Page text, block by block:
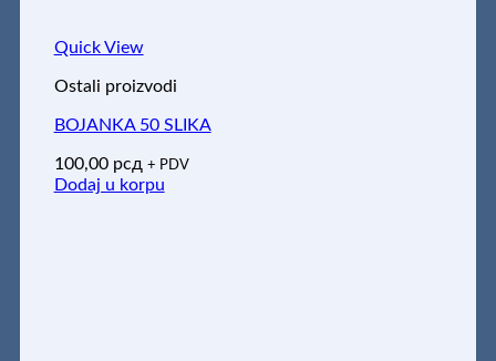
Quick View
Ostali proizvodi
BOJANKA 50 SLIKA
100,00 рсд + PDV
Dodaj u korpu